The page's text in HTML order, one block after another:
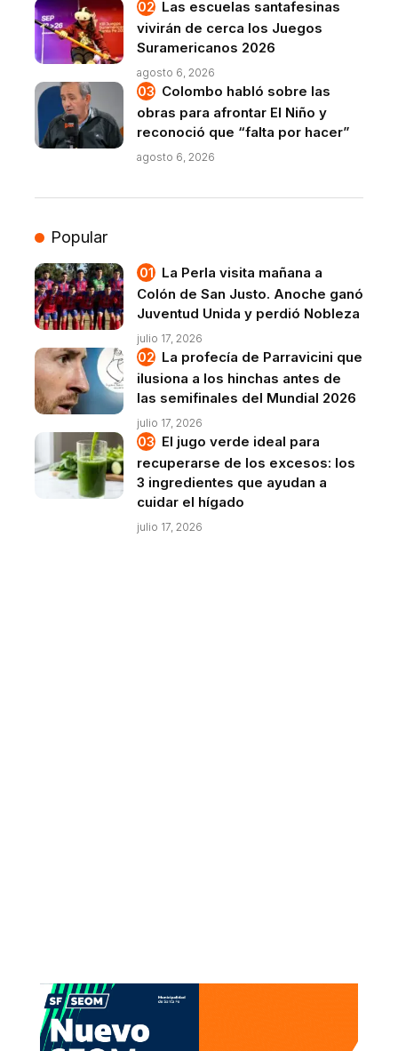
Las escuelas santafesinas
vivirán de cerca los Juegos
Suramericanos 2026
agosto 6, 2026
Colombo habló sobre las
obras para afrontar El Niño y
reconoció que “falta por hacer”
agosto 6, 2026
Popular
La Perla visita mañana a
Colón de San Justo. Anoche ganó
Juventud Unida y perdió Nobleza
julio 17, 2026
La profecía de Parravicini que
ilusiona a los hinchas antes de
las semifinales del Mundial 2026
julio 17, 2026
El jugo verde ideal para
recuperarse de los excesos: los
3 ingredientes que ayudan a
cuidar el hígado
julio 17, 2026